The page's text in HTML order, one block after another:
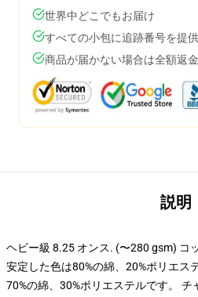
世界中どこでもお届け
すべての小包に追跡番号を提供
商品が届かない場合は全額返金
説明
ヘビー級 8.25 オンス. (〜280 gsm) コ
安定した色は80%の綿、20%ポリエス
70%の綿、30%ポリエステルです。 チ